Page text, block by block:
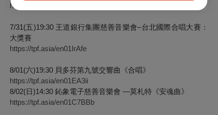
https://tpf.asia/en01Ouaq2
7/31(五)19:30 王道銀行集團慈善音樂會–台北國際合唱大賽：
大獎賽
https://tpf.asia/en01IrAfe
8/01(六)19:30 貝多芬第九號交響曲《合唱》
https://tpf.asia/en01EA3ii
8/02(日)14:30 鈊象電子慈善音樂會 —莫札特《安魂曲》
https://tpf.asia/en01C7BBb